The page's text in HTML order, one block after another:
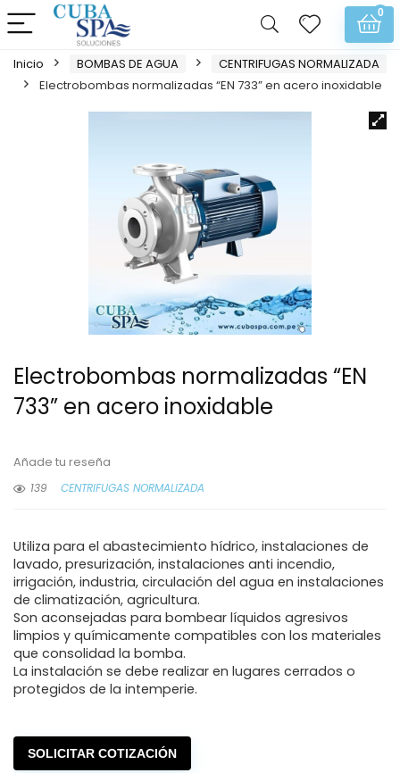
0
Inicio BOMBAS DE AGUA
CENTRIFUGAS NORMALIZADA
Electrobombas normalizadas “EN 733” en acero inoxidable
Electrobombas normalizadas “EN
733” en acero inoxidable
Añade tu reseña
139
CENTRIFUGAS NORMALIZADA
Utiliza para el abastecimiento hídrico, instalaciones de
lavado, presurización, instalaciones anti incendio,
irrigación, industria, circulación del agua en instalaciones
de climatización, agricultura.
Son aconsejadas para bombear líquidos agresivos
limpios y químicamente compatibles con los materiales
que consolidad la bomba.
La instalación se debe realizar en lugares cerrados o
protegidos de la intemperie.
SOLICITAR COTIZACIÓN